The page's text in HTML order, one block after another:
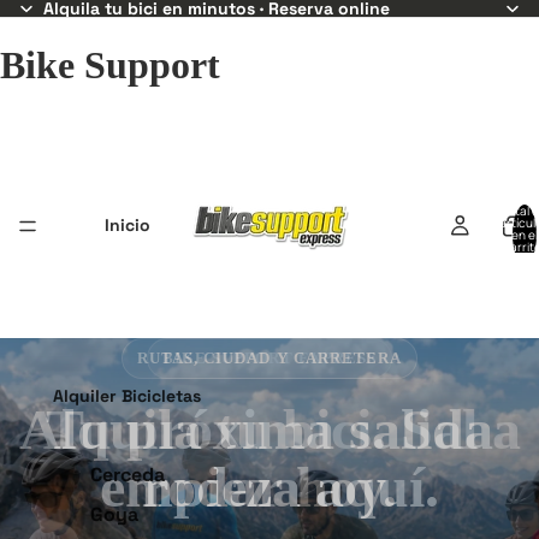
Alquila tu bici en minutos · Reserva online
Bike Support
Inicio
Alquiler Bicicletas
Cerceda
Goya
Total
en el
BIKE SUPPORT EXPRESS
Alquila tu bici. Sal a
rodar hoy.